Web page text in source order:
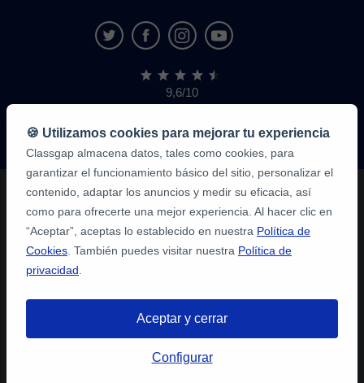
9,6/10
1,339,284
de
alumnos
🍪 Utilizamos cookies para mejorar tu experiencia
Classgap almacena datos, tales como cookies, para
garantizar el funcionamiento básico del sitio, personalizar el
contenido, adaptar los anuncios y medir su eficacia, así
como para ofrecerte una mejor experiencia. Al hacer clic en
“Aceptar”, aceptas lo establecido en nuestra Política de
Cookies . También puedes visitar nuestra Política de
privacidad
Aceptar y cerrar
Configurar